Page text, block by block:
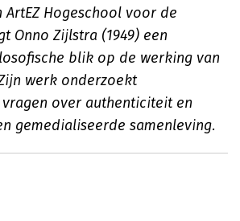
Hogeschool voor de
Onno Zijlstra (1949) een
blik op de werking van
werk onderzoekt
over authenticiteit en
gemedialiseerde samenleving.